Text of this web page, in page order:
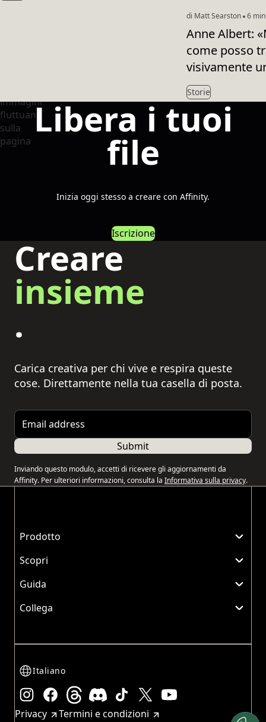
di Matt Searston 6
Anne Albert:
come posso
visivamente
Storie
Libera i tuoi
file
Inizia oggi stesso a creare con Affinity.
Iscrizione
Creare
insieme
.
Carica creativa per chi vive e respira queste
cose. Direttamente nella tua casella di posta.
Email address
Submit
Inviando questo modulo, accetti di ricevere gli aggiornamenti da
Affinity. Per ulteriori informazioni, consulta la Informativa sulla privacy.
Prodotto
Scopri
Guida
Collega
Italiano
Instagram Facebook Threads Discord TikTok
Privacy
Termini e condizioni